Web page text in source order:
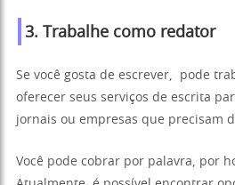
3. Trabalhe como redator
Se você gosta de escrever, pode
oferecer seus serviços de escrita
jornais ou empresas que precisam
Você pode cobrar por palavra, por